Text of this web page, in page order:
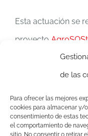
de las
Para ofrecer las mejores
cookies para almacenar y/
consentimiento de estas
el comportamiento de
sitio. No consentir o retirar
Esta actuación se
proyecto
apoyo de la
de Agricultura,
que trata de
compatible con la